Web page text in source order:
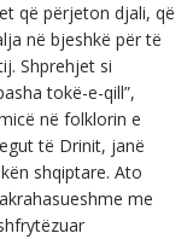
që përjeton djali, që
në bjeshkë për të
Shprehjet si
tokë-e-qill”,
në folklorin e
të Drinit, janë
shqiptare. Ato
me